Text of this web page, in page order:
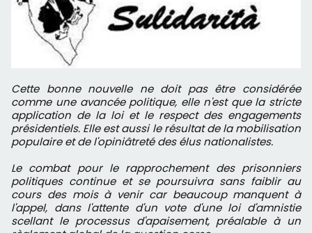
Cette bonne nouvelle ne doit pas être considérée
comme une avancée politique, elle n'est que la stricte
application de la loi et le respect des engagements
présidentiels. Elle est aussi le résultat de la mobilisation
populaire et de l'opiniâtreté des élus nationalistes.
Le combat pour le rapprochement des prisonniers
politiques continue et se poursuivra sans faiblir au
cours des mois à venir car beaucoup manquent à
l'appel, dans l'attente d'un vote d'une loi d'amnistie
scellant le processus d'apaisement, préalable à un